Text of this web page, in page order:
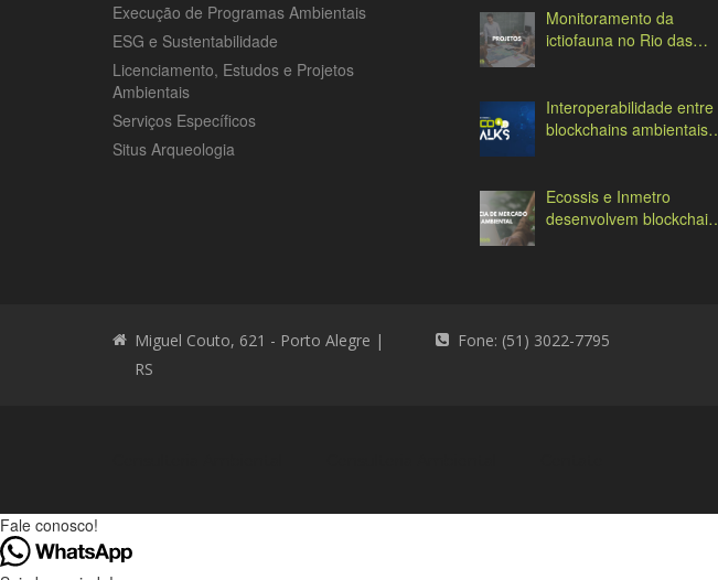
Execução de Programas Ambientais
ESG e Sustentabilidade
Licenciamento, Estudos e Projetos
Ambientais
Serviços Específicos
Situs Arqueologia
Monitoramento da
ictiofauna no Rio das
Interoperabilidade entre
blockchains ambientais:
Ecossis e Inmetro
desenvolvem blockchain
Miguel Couto, 621 - Porto Alegre |
RS
Fone: (51) 3022-7795
Fale conosco!